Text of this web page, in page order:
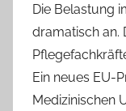
Die Belastung
dramatisch an.
Ein neues EU-
Medizinischen